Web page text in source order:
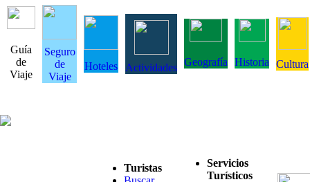
Guía
de
Viaje
Seguro
de
Viaje
Hoteles Actividades Geografía Historia Cultura
Turistas
Servicios
Turísticos